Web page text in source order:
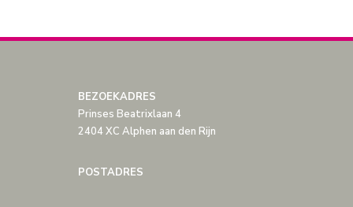
BEZOEKADRES
Prinses Beatrixlaan 4
2404 XC Alphen aan den Rijn
POSTADRES